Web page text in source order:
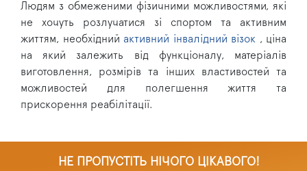
Людям з обмеженими фізичними можливостями, які
не хочуть розлучатися зі спортом та активним
життям, необхідний активний інвалідний візок , ціна
на який залежить від функціоналу, матеріалів
виготовлення, розмірів та інших властивостей та
можливостей для полегшення життя та
прискорення реабілітації.
НЕ ПРОПУСТІТЬ НІЧОГО ЦІКАВОГО!